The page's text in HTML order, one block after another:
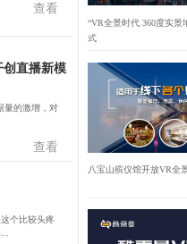
查看
创直播新模
量的激增，对
查看
个比较头疼
“VR全景时代 360度实景
式
八宝山殡仪馆开放VR全